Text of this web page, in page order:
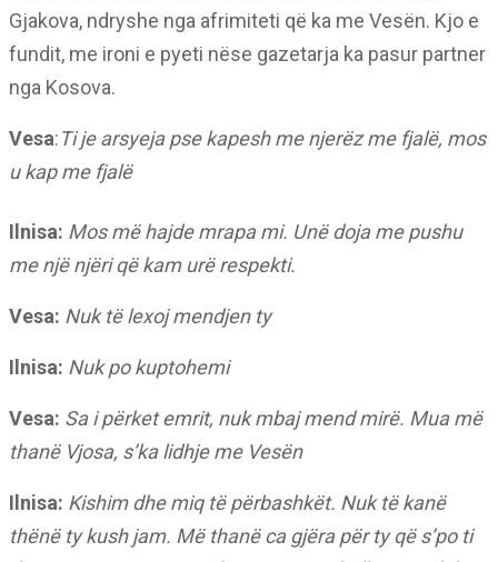
Gjakova, ndryshe nga afrimiteti që ka me Vesën. Kjo e
fundit, me ironi e pyeti nëse gazetarja ka pasur partner
nga Kosova.
Vesa:Ti je arsyeja pse kapesh me njerëz me fjalë, mos
u kap me fjalë
Ilnisa: Mos më hajde mrapa mi. Unë doja me pushu
me një njëri që kam urë respekti.
Vesa: Nuk të lexoj mendjen ty
Ilnisa: Nuk po kuptohemi
Vesa: Sa i përket emrit, nuk mbaj mend mirë. Mua më
thanë Vjosa, s’ka lidhje me Vesën
Ilnisa: Kishim dhe miq të përbashkët. Nuk të kanë
thënë ty kush jam. Më thanë ca gjëra për ty që s’po ti